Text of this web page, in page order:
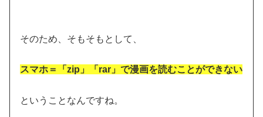
そのため、そもそもとして、
スマホ＝「zip」「rar」で漫画を読むことができない
ということなんですね。